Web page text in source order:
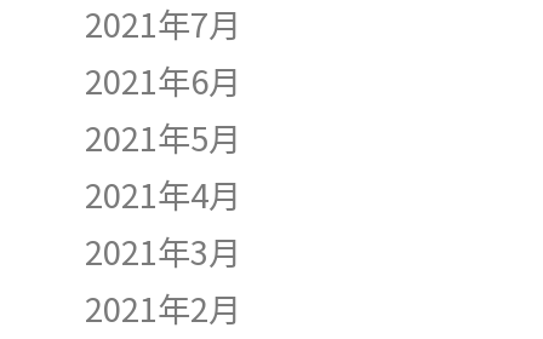
2021年7月
2021年6月
2021年5月
2021年4月
2021年3月
2021年2月